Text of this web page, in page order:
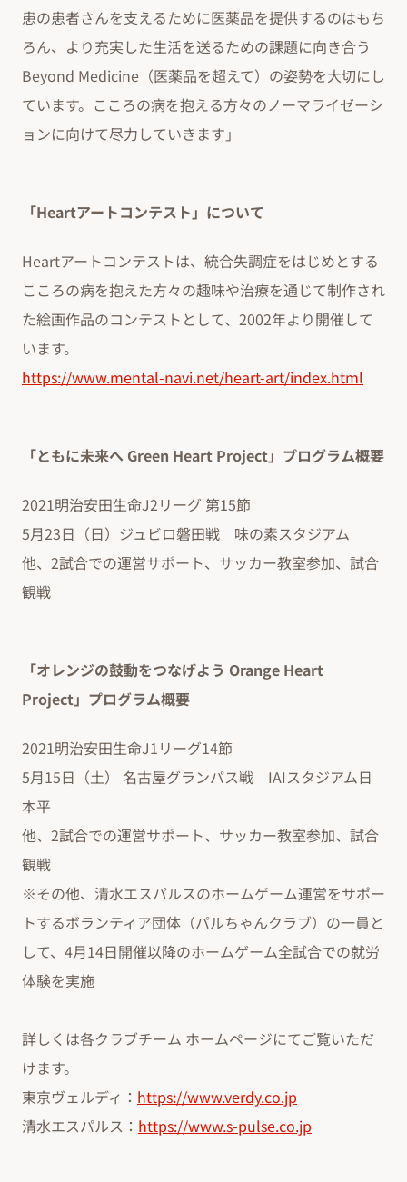
患の患者さんを支えるために医薬品を提供するのはもち
ろん、より充実した生活を送るための課題に向き合う
Beyond Medicine（医薬品を超えて）の姿勢を大切にし
ています。こころの病を抱える方々のノーマライゼーシ
ョンに向けて尽力していきます」
「Heartアートコンテスト」について
Heartアートコンテストは、統合失調症をはじめとする
こころの病を抱えた方々の趣味や治療を通じて制作され
た絵画作品のコンテストとして、2002年より開催して
います。
https://www.mental-navi.net/heart-art/index.html
「ともに未来へ Green Heart Project」プログラム概要
2021明治安田生命J2リーグ 第15節
5月23日（日）ジュビロ磐田戦 味の素スタジアム
他、2試合での運営サポート、サッカー教室参加、試合
観戦
「オレンジの鼓動をつなげよう Orange Heart
Project」プログラム概要
2021明治安田生命J1リーグ14節
5月15日（土） 名古屋グランパス戦 IAIスタジアム日
本平
他、2試合での運営サポート、サッカー教室参加、試合
観戦
※その他、清水エスパルスのホームゲーム運営をサポー
トするボランティア団体（パルちゃんクラブ）の一員と
して、4月14日開催以降のホームゲーム全試合での就労
体験を実施
詳しくは各クラブチーム ホームページにてご覧いただ
けます。
東京ヴェルディ： https://www.verdy.co.jp
清水エスパルス： https://www.s-pulse.co.jp